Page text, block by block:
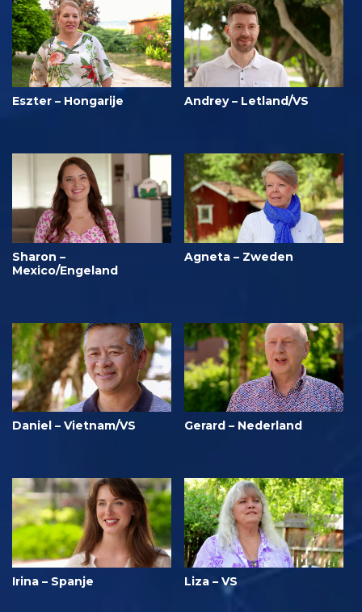
Eszter – Hongarije Andrey – Letland/VS
Sharon –
Mexico/Engeland
Agneta – Zweden
Daniel – Vietnam/VS Gerard – Nederland
Irina – Spanje Liza – VS